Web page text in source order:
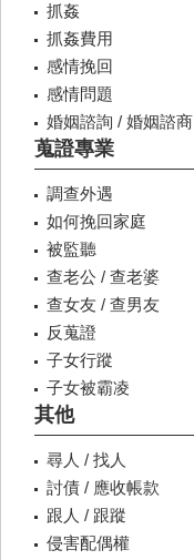
抓姦
抓姦費用
感情挽回
感情問題
婚姻諮詢 / 婚姻諮商
蒐證專業
調查外遇
如何挽回家庭
被監聽
查老公 / 查老婆
查女友 / 查男友
反蒐證
子女行蹤
子女被霸凌
其他
尋人 / 找人
討債 / 應收帳款
跟人 / 跟蹤
侵害配偶權